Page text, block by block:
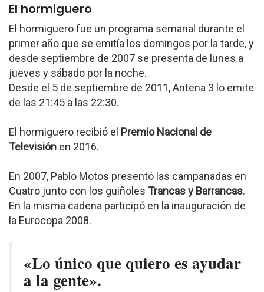
El hormiguero
El hormiguero fue un programa semanal durante el
primer año que se emitía los domingos por la tarde, y
desde septiembre de 2007 se presenta de lunes a
jueves y sábado por la noche.
Desde el 5 de septiembre de 2011, Antena 3 lo emite
de las 21:45 a las 22:30.
El hormiguero recibió el Premio Nacional de
Televisión en 2016.
En 2007, Pablo Motos presentó las campanadas en
Cuatro junto con los guiñoles Trancas y Barrancas.
En la misma cadena participó en la inauguración de
la Eurocopa 2008.
«Lo único que quiero es ayudar
a la gente».